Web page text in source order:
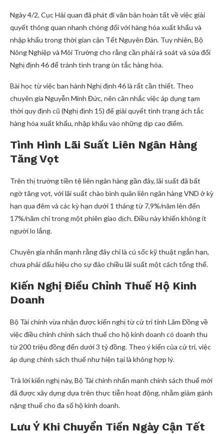
Ngày 4/2, Cục Hải quan đã phát đi văn bản hoàn tất về việc giải
quyết thông quan nhanh chóng đối với hàng hóa xuất khẩu và
nhập khẩu trong thời gian cận Tết Nguyên Đán. Tuy nhiên, Bộ
Nông Nghiệp và Môi Trường cho rằng cần phải rà soát và sửa đổi
Nghị định 46 để tránh tình trạng ùn tắc hàng hóa.
Bài học từ việc ban hành Nghị định 46 là rất cần thiết. Theo
chuyên gia Nguyễn Minh Đức, nên cân nhắc việc áp dụng tạm
thời quy định cũ (Nghị định 15) để giải quyết tình trạng ách tắc
hàng hóa xuất khẩu, nhập khẩu vào những dịp cao điểm.
Tình Hình Lãi Suất Liên Ngân Hàng
Tăng Vọt
Trên thị trường tiền tệ liên ngân hàng gần đây, lãi suất đã bất
ngờ tăng vọt, với lãi suất chào bình quân liên ngân hàng VND ở kỳ
hạn qua đêm và các kỳ hạn dưới 1 tháng từ 7,9%/năm lên đến
17%/năm chỉ trong một phiên giao dịch. Điều này khiến không ít
người lo lắng.
Chuyên gia nhấn mạnh rằng đây chỉ là cú sốc kỹ thuật ngắn hạn,
chưa phải dấu hiệu cho sự đảo chiều lãi suất một cách tổng thể.
Kiến Nghị Điều Chỉnh Thuế Hộ Kinh
Doanh
Bộ Tài chính vừa nhận được kiến nghị từ cử tri tỉnh Lâm Đồng về
việc điều chỉnh chính sách thuế cho hộ kinh doanh có doanh thu
từ 200 triệu đồng đến dưới 3 tỷ đồng. Theo ý kiến của cử tri, việc
áp dụng chính sách thuế như hiện tại là không hợp lý.
Trả lời kiến nghị này, Bộ Tài chính nhấn mạnh chính sách thuế mới
đã được xây dựng dựa trên thực tiễn hoạt động, nhằm giảm gánh
nặng thuế cho đa số hộ kinh doanh.
Lưu Ý Khi Chuyển Tiền Ngày Cận Tết